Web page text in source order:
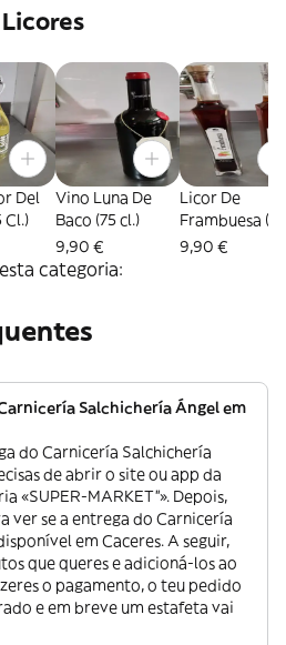
Del
Cl.)
Vino Luna De
Baco (75 cl.)
9,90 €
Licor De
Frambuesa
Ml.)
9,90 €
categoria:
Salchichería Ángel em
do Carnicería Salchichería
de abrir o site ou app da
«SUPER-MARKET”». Depois,
ver se a entrega do Carnicería
em Caceres. A seguir,
que queres e adicioná-los ao
o pagamento, o teu pedido
e em breve um estafeta vai